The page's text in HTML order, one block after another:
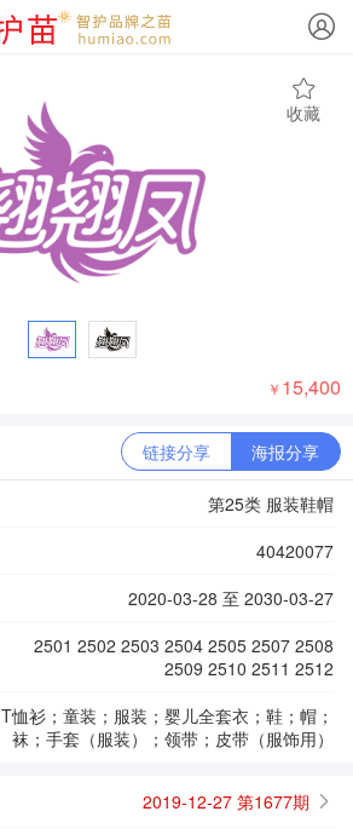
收藏
￥ 15,400
链接分享 海报分享
第25类 服装鞋帽
40420077
2020-03-28 至 2030-03-27
2501 2502 2503 2504 2505 2507 2508
2509 2510 2511 2512
T恤衫；童装；服装；婴儿全套衣；鞋；帽；
袜；手套（服装）；领带；皮带（服饰用）
2019-12-27 第1677期